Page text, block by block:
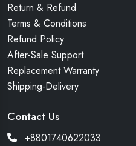
Return & Refund
Terms & Conditions
Refund Policy
After-Sale Support
Replacement Warranty
Shipping-Delivery
Contact Us
+8801740622033